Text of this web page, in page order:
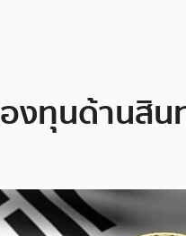
งทุนด้านสิ